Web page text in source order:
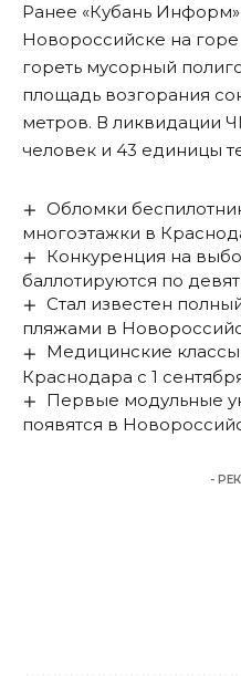
Ранее «Кубань Информ»
Новороссийске на
гореть мусорный
площадь возгорания
метров. В ликвидации
человек и 43 единицы
Обломки
многоэтажки в
Конкуренция на
баллотируются по
Стал известен
пляжами в
Медицинские классы
Краснодара с 1
Первые модульные
появятся в
-